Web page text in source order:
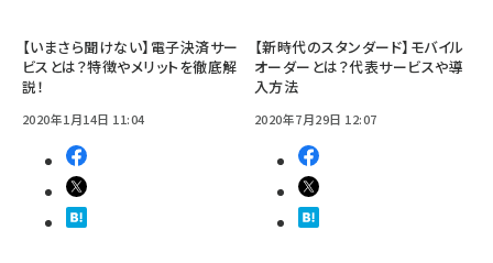
【いまさら聞けない】電子決済サー
ビスとは？特徴やメリットを徹底解
説！
2020年1月14日 11:04
【新時代のスタンダード】モバイル
オーダーとは？代表サービスや導
入方法
2020年7月29日 12:07